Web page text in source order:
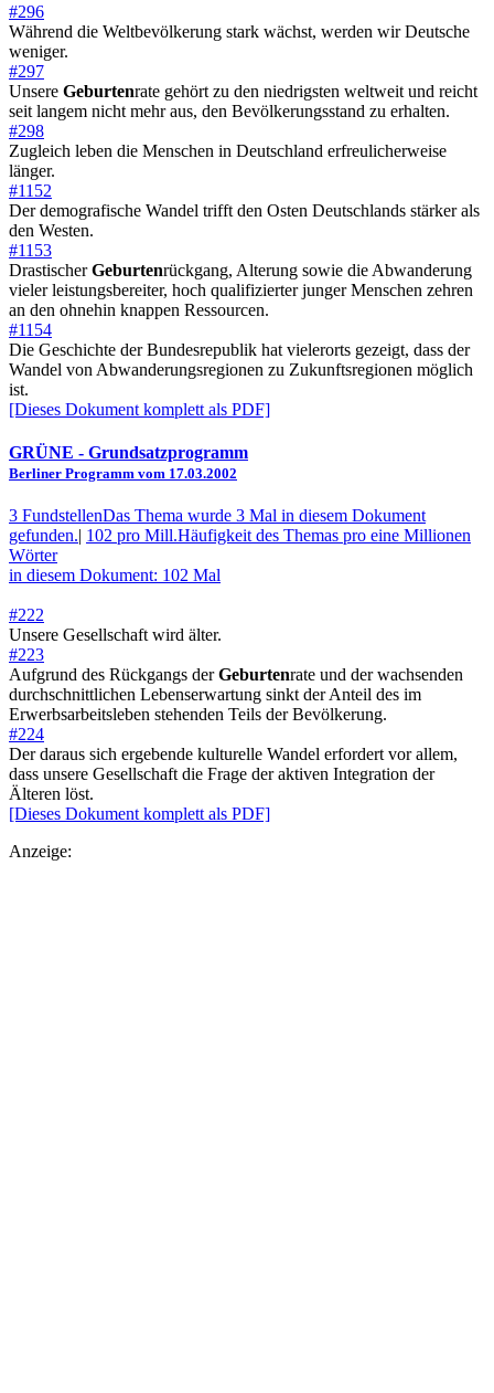
#296
Während die Weltbevölkerung stark wächst, werden wir Deutsche
weniger.
#297
Unsere Geburtenrate gehört zu den niedrigsten weltweit und reicht
seit langem nicht mehr aus, den Bevölkerungsstand zu erhalten.
#298
Zugleich leben die Menschen in Deutschland erfreulicherweise
länger.
#1152
Der demografische Wandel trifft den Osten Deutschlands stärker als
den Westen.
#1153
DrastischerGeburtenrückgang, Alterung sowie die Abwanderung
vieler leistungsbereiter, hoch qualifizierter junger Menschen zehren
an den ohnehin knappen Ressourcen.
#1154
Die Geschichte der Bundesrepublik hat vielerorts gezeigt, dass der
Wandel von Abwanderungsregionen zu Zukunftsregionen möglich
ist.
[Dieses Dokument komplett als PDF]
GRÜNE - Grundsatzprogramm
Berliner Programm vom 17.03.2002
3 FundstellenDas Thema wurde 3 Mal in diesem Dokument
gefunden.| 102 pro Mill.Häufigkeit des Themas pro eine Millionen
Wörter
in diesem Dokument: 102 Mal
#222
Unsere Gesellschaft wird älter.
#223
Aufgrund des Rückgangs derGeburtenrate und der wachsenden
durchschnittlichen Lebenserwartung sinkt der Anteil des im
Erwerbsarbeitsleben stehenden Teils der Bevölkerung.
#224
Der daraus sich ergebende kulturelle Wandel erfordert vor allem,
dass unsere Gesellschaft die Frage der aktiven Integration der
Älteren löst.
[Dieses Dokument komplett als PDF]
Anzeige: